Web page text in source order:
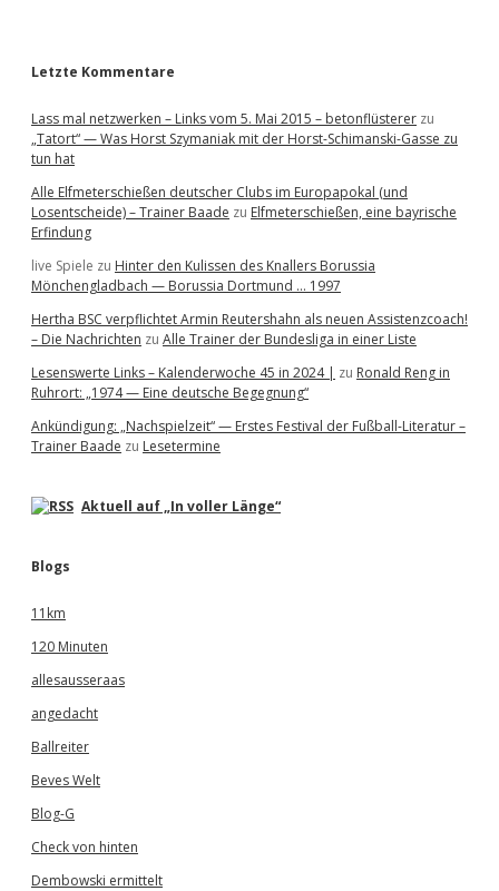
Letzte Kommentare
Lass mal netzwerken – Links vom 5. Mai 2015 – betonflüsterer zu
„Tatort“ — Was Horst Szymaniak mit der Horst-Schimanski-Gasse zu
tun hat
Alle Elfmeterschießen deutscher Clubs im Europapokal (und
Losentscheide) – Trainer Baade zu Elfmeterschießen, eine bayrische
Erfindung
live Spiele zu Hinter den Kulissen des Knallers Borussia
Mönchengladbach — Borussia Dortmund … 1997
Hertha BSC verpflichtet Armin Reutershahn als neuen Assistenzcoach!
– Die Nachrichten zu Alle Trainer der Bundesliga in einer Liste
Lesenswerte Links – Kalenderwoche 45 in 2024 | zu Ronald Reng in
Ruhrort: „1974 — Eine deutsche Begegnung“
Ankündigung: „Nachspielzeit“ — Erstes Festival der Fußball-Literatur –
Trainer Baade zu Lesetermine
Aktuell auf „In voller Länge“
Blogs
11km
120 Minuten
allesausseraas
angedacht
Ballreiter
Beves Welt
Blog-G
Check von hinten
Dembowski ermittelt